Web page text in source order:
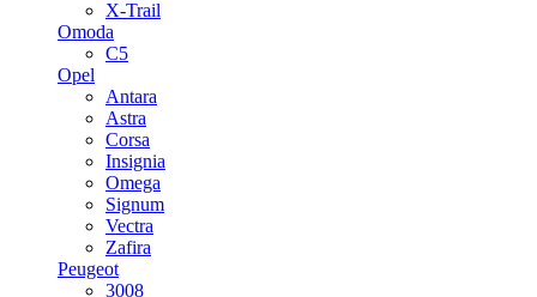
X-Trail
Omoda
C5
Opel
Antara
Astra
Corsa
Insignia
Omega
Signum
Vectra
Zafira
Peugeot
3008